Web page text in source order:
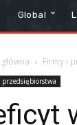
Global
Firmy i
przedsiębiorstwa